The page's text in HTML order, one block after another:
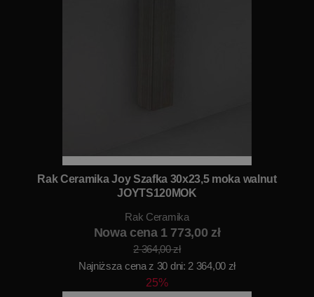
Rak Ceramika Joy Szafka 30x23,5 moka walnut
JOYTS120MOK
Rak Ceramika
Nowa cena 1 773,00 zł
2 364,00 zł
Najniższa cena z 30 dni: 2 364,00 zł
25%